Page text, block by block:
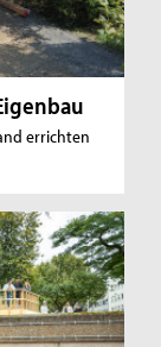
errichten